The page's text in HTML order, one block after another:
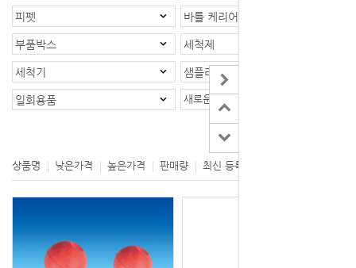
피펫 바틀 케리어/바틀랙
부품박스 세척제
세척기 샘플러
일회용품 새로운 카테고리
상품명 낮은가격 높은가격 판매량 최신 등록